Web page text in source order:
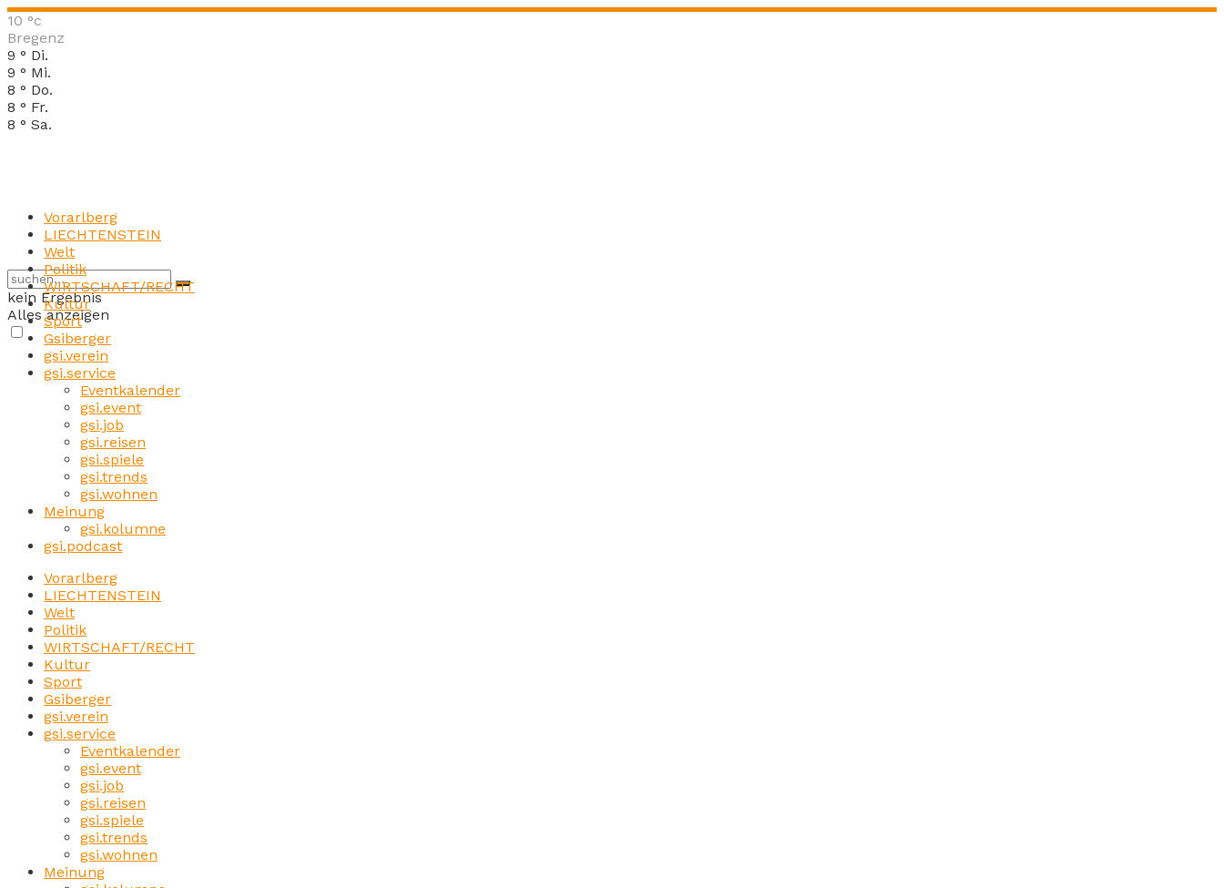
10 °c
Bregenz
9 ° Di.
9 ° Mi.
8 ° Do.
8 ° Fr.
8 ° Sa.
kein Ergebnis
Alles anzeigen
Vorarlberg
LIECHTENSTEIN
Welt
Politik
WIRTSCHAFT/RECHT
Kultur
Sport
Gsiberger
gsi.verein
gsi.service
Eventkalender
gsi.event
gsi.job
gsi.reisen
gsi.spiele
gsi.trends
gsi.wohnen
Meinung
gsi.kolumne
gsi.podcast
Vorarlberg
LIECHTENSTEIN
Welt
Politik
WIRTSCHAFT/RECHT
Kultur
Sport
Gsiberger
gsi.verein
gsi.service
Eventkalender
gsi.event
gsi.job
gsi.reisen
gsi.spiele
gsi.trends
gsi.wohnen
Meinung